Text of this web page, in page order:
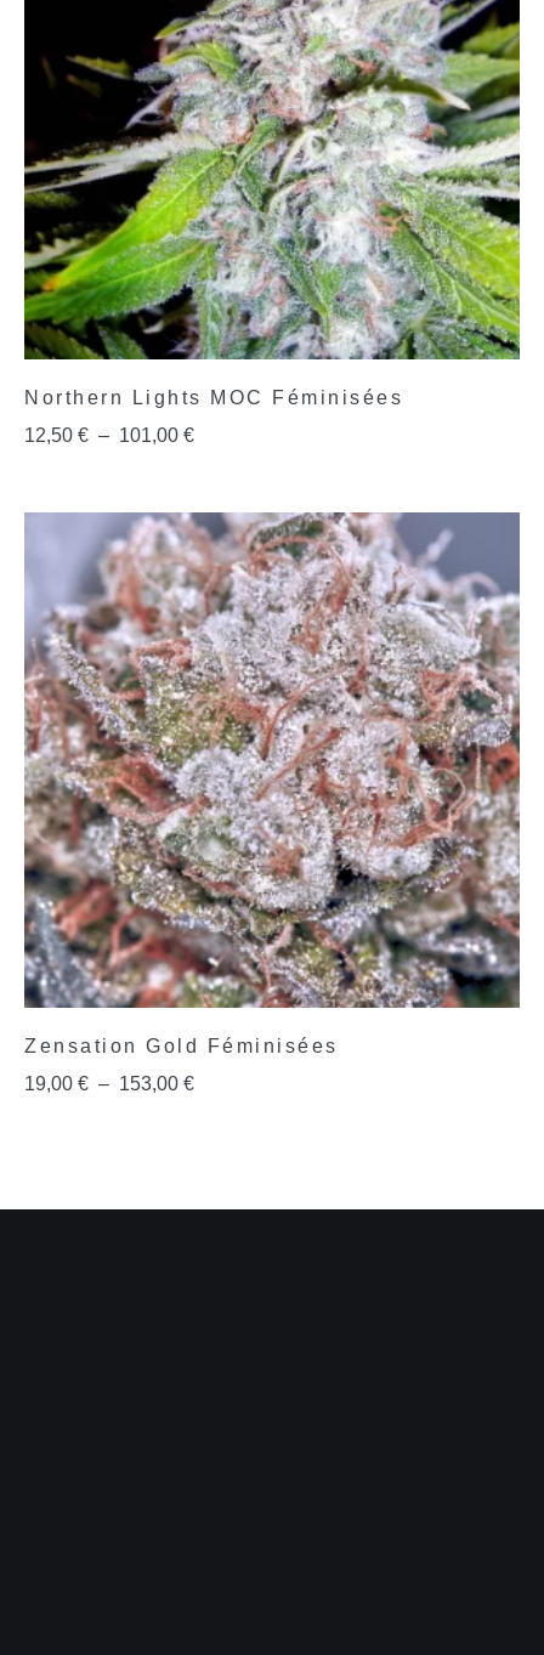
Northern Lights MOC Féminisées
12,50 € – 101,00 €
Zensation Gold Féminisées
19,00 € – 153,00 €